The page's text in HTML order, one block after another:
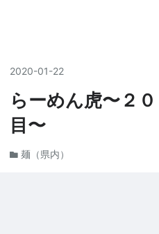
2020-01-22
らーめん虎〜２
目〜
麺（県内）